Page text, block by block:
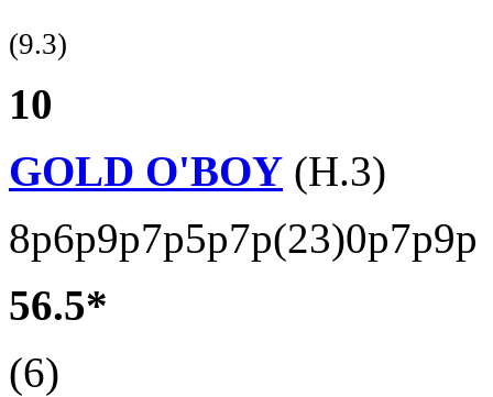
(9.3)
10
GOLD O'BOY (H.3)
8p6p9p7p5p7p(23)0p7p9p
56.5*
(6)